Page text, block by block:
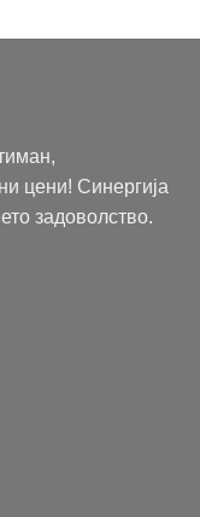
цени! Синергија
задоволство.